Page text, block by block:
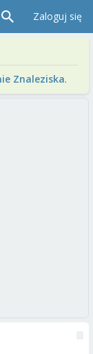
Zaloguj się
Znaleziska.